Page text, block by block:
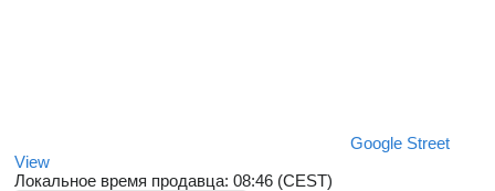
Google Street
View
Локальное время продавца: 08:46 (CEST)